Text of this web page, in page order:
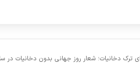
ترک دخانیات؛ شعار روز جهانی بدون دخانیات در سال